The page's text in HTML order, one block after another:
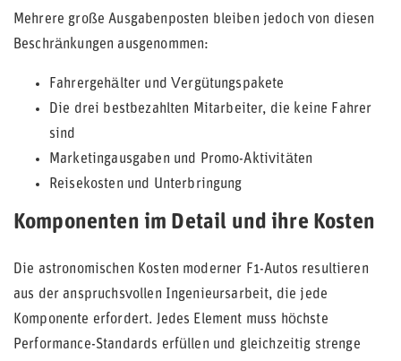
Mehrere große Ausgabenposten bleiben jedoch von diesen
Beschränkungen ausgenommen:
Fahrergehälter und Vergütungspakete
Die drei bestbezahlten Mitarbeiter, die keine Fahrer
sind
Marketingausgaben und Promo-Aktivitäten
Reisekosten und Unterbringung
Komponenten im Detail und ihre Kosten
Die astronomischen Kosten moderner F1-Autos resultieren
aus der anspruchsvollen Ingenieursarbeit, die jede
Komponente erfordert. Jedes Element muss höchste
Performance-Standards erfüllen und gleichzeitig strenge